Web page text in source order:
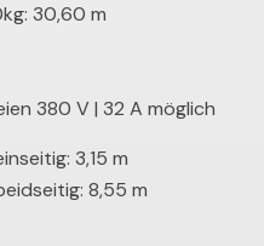
30,60 m
380 V | 32 A möglich
3,15 m
8,55 m